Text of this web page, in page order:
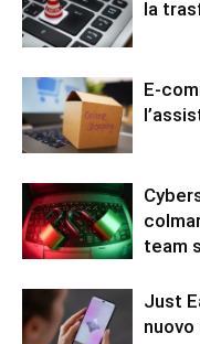
la
E-
team
Just